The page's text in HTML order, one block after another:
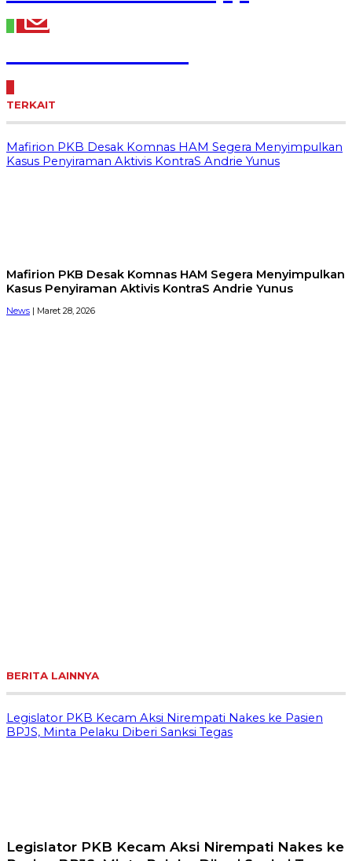
TERKAIT
Mafirion PKB Desak Komnas HAM Segera Menyimpulkan
Kasus Penyiraman Aktivis KontraS Andrie Yunus
Mafirion PKB Desak Komnas HAM Segera Menyimpulkan
Kasus Penyiraman Aktivis KontraS Andrie Yunus
News | Maret 28, 2026
BERITA LAINNYA
Legislator PKB Kecam Aksi Nirempati Nakes ke Pasien
BPJS, Minta Pelaku Diberi Sanksi Tegas
Legislator PKB Kecam Aksi Nirempati Nakes ke